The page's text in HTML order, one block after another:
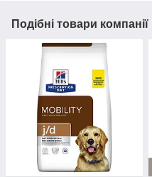
Подібні товари компанії